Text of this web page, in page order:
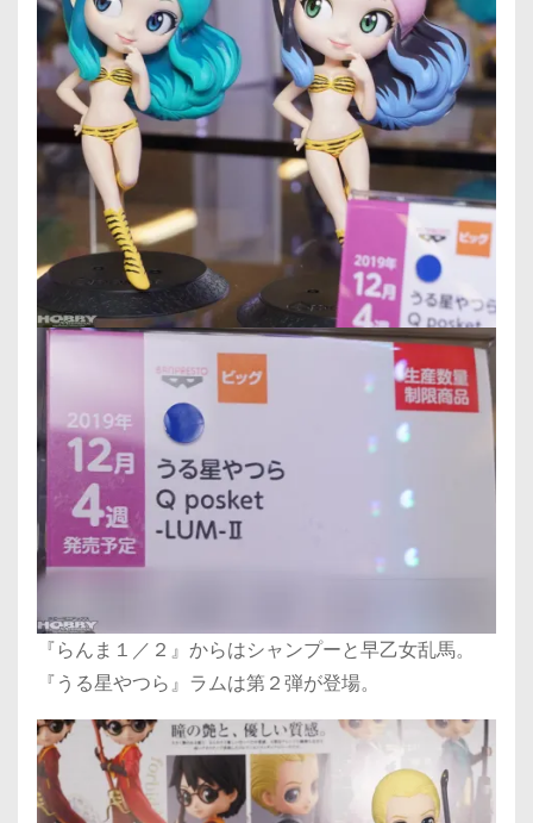
『らんま１／２』からはシャンプーと早乙女乱馬。
『うる星やつら』ラムは第２弾が登場。